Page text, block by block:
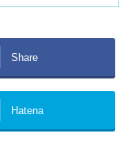
Share
Hatena